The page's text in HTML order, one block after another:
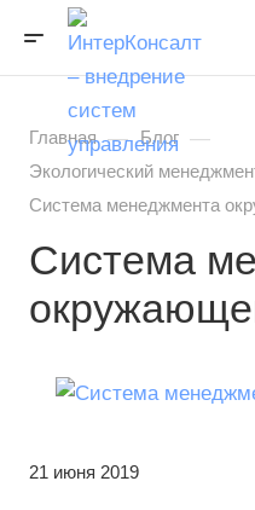
Главная — Блог —
Экологический
Система менеджмента
Система
21 июня 2019